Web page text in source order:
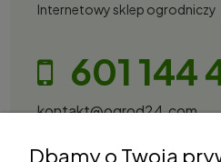
Internetowy sklep ogrodniczy
601 144
kontakt@ogrod24.com
Dbamy o Twoją